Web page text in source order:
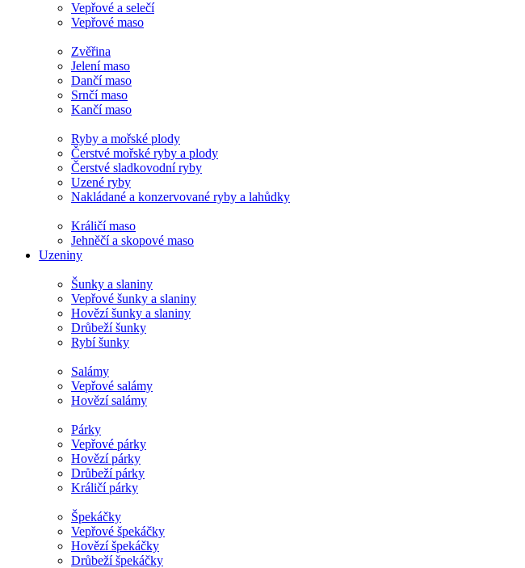
Vepřové a selečí
Vepřové maso
Zvěřina
Jelení maso
Dančí maso
Srnčí maso
Kančí maso
Ryby a mořské plody
Čerstvé mořské ryby a plody
Čerstvé sladkovodní ryby
Uzené ryby
Nakládané a konzervované ryby a lahůdky
Králičí maso
Jehněčí a skopové maso
Uzeniny
Šunky a slaniny
Vepřové šunky a slaniny
Hovězí šunky a slaniny
Drůbeží šunky
Rybí šunky
Salámy
Vepřové salámy
Hovězí salámy
Párky
Vepřové párky
Hovězí párky
Drůbeží párky
Králičí párky
Špekáčky
Vepřové špekáčky
Hovězí špekáčky
Drůbeží špekáčky